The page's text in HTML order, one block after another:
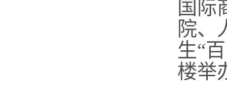
国际
院、
生“
楼举